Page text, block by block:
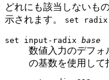
どれにも該当しないも
示されます。
set radix
set input-radix base
数値入力のデフォ
の基数を使用して